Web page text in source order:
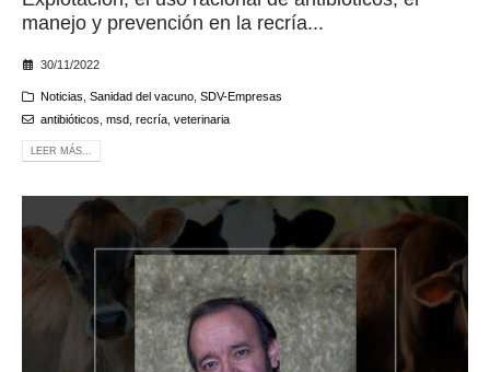
manejo y prevención en la recría...
30/11/2022
Noticias Sanidad del vacuno, SDV-Empresas
antibióticos msd, recría, veterinaria
LEER MÁS...